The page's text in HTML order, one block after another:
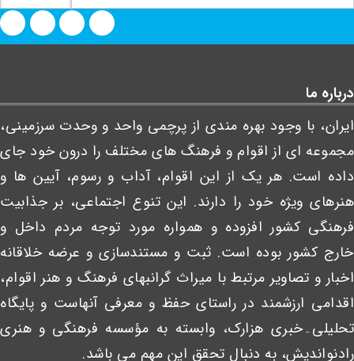
درباره ما
ایران، با وجود بهره مندی از پرچمی واحد و وحدت سرزمینی،
مجموعه ای از اقوام و فرهنگ های مختلف را درون خود جای
داده است. هر یک از این اقوام، آداب و رسوم، آیین ها و
هنرهای ویژه خود را دارند. این تنوع اجتماعی، بر جذابیت
فرهنگی کشور افزوده و همواره مورد توجه مردم داخل و
خارج کشور بوده است. ثبت و مستندسازی و عرضه خلاقانه
اخبار و تصاویر مرتبط با میراث گرانبهای فرهنگ و هنر اقوام،
اقدامی ارزشمند در راستای حفظ و معرفی آنهاست و پایگاه
تحلیلی۔خبری هزارک، وابسته به مؤسسه فرهنگی و هنری
رادنواندیش، به دنبال تحقق این مهم می باشد.